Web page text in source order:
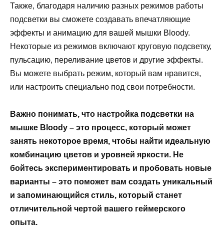
Также, благодаря наличию разных режимов работы
подсветки вы сможете создавать впечатляющие
эффекты и анимацию для вашей мышки Bloody.
Некоторые из режимов включают круговую подсветку,
пульсацию, переливание цветов и другие эффекты.
Вы можете выбрать режим, который вам нравится,
или настроить специально под свои потребности.
Важно понимать, что настройка подсветки на
мышке Bloody – это процесс, который может
занять некоторое время, чтобы найти идеальную
комбинацию цветов и уровней яркости. Не
бойтесь экспериментировать и пробовать новые
варианты – это поможет вам создать уникальный
и запоминающийся стиль, который станет
отличительной чертой вашего геймерского
опыта.